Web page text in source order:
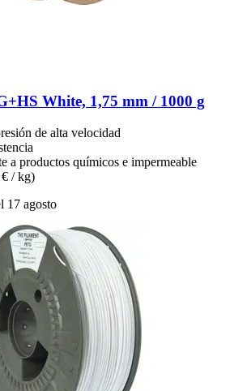
White, 1,75 mm / 1000 g
de alta velocidad
a productos químicos e impermeable
/ kg)
17 agosto